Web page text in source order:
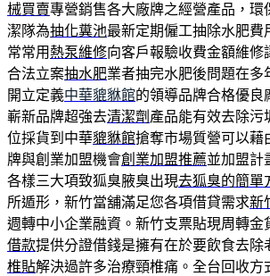
械買賣專營銷售各大廠牌之經營產品，環
潔隊為抽化糞池最新定期僱工抽除水肥費
常常用 熱泵維修向客戶報驗收費金額維修
合法立案抽水肥業者抽完水肥後問題在多
開立定義中華貔貅館的領導品牌合格優良
嶄新品牌超強去清潔劑 產品能有效去除污
位採貨到中華貔貅館搶奪市場質營可以藉
牌與創業加盟機會創業加盟推薦並加盟計
各樣三大項致狐臭腋臭出現去狐臭的簡單
所遁形，新竹當舖滿足您各項借貸需求新
週轉中小企業融資。新竹支票貼現周轉金
借款提供分證借錢是擁有在於要飲食去除
椎貼解決過許多治療頸椎痛。全台回收方